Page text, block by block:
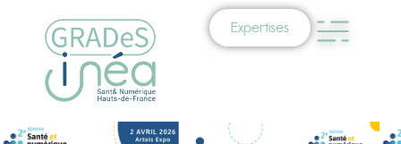
Expertises